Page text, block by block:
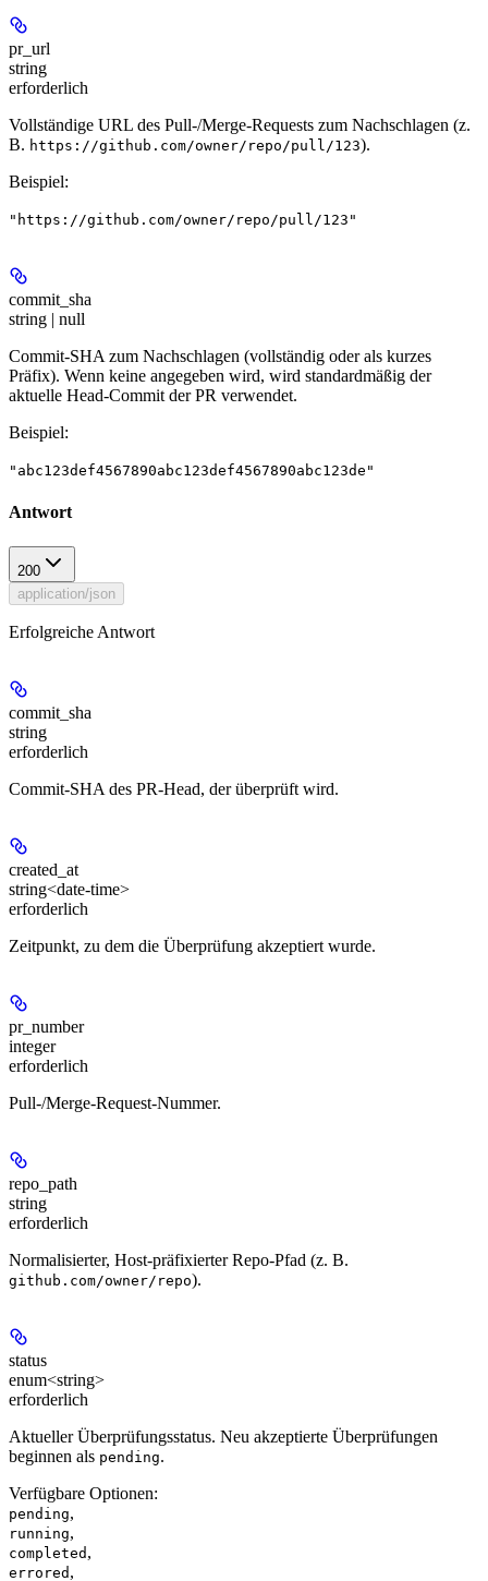
pr_url
string
erforderlich
Vollständige URL des Pull-/Merge-Requests zum Nachschlagen (z.
B. https://github.com/owner/repo/pull/123).
Beispiel:
"https://github.com/owner/repo/pull/123"
commit_sha
string | null
Commit-SHA zum Nachschlagen (vollständig oder als kurzes
Präfix). Wenn keine angegeben wird, wird standardmäßig der
aktuelle Head-Commit der PR verwendet.
Beispiel:
"abc123def4567890abc123def4567890abc123de"
Antwort
200
application/json
Erfolgreiche Antwort
commit_sha
string
erforderlich
Commit-SHA des PR-Head, der überprüft wird.
created_at
string<date-time>
erforderlich
Zeitpunkt, zu dem die Überprüfung akzeptiert wurde.
pr_number
integer
erforderlich
Pull-/Merge-Request-Nummer.
repo_path
string
erforderlich
Normalisierter, Host-präfixierter Repo-Pfad (z. B.
github.com/owner/repo).
status
enum<string>
erforderlich
Aktueller Überprüfungsstatus. Neu akzeptierte Überprüfungen
beginnen als pending.
Verfügbare Optionen:
pending,
running,
completed ,
errored ,